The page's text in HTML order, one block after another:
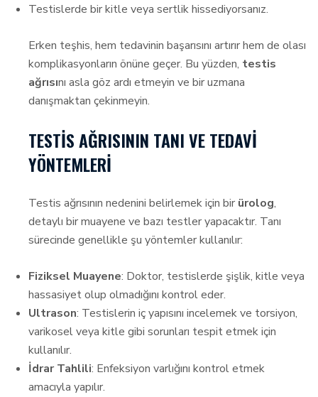
Testislerde bir kitle veya sertlik hissediyorsanız.
Erken teşhis, hem tedavinin başarısını artırır hem de olası
komplikasyonların önüne geçer. Bu yüzden, testis
ağrısını asla göz ardı etmeyin ve bir uzmana
danışmaktan çekinmeyin.
TESTIS AĞRISININ TANI VE TEDAVI
YÖNTEMLERI
Testis ağrısının nedenini belirlemek için bir ürolog,
detaylı bir muayene ve bazı testler yapacaktır. Tanı
sürecinde genellikle şu yöntemler kullanılır:
Fiziksel Muayene: Doktor, testislerde şişlik, kitle veya
hassasiyet olup olmadığını kontrol eder.
Ultrason: Testislerin iç yapısını incelemek ve torsiyon,
varikosel veya kitle gibi sorunları tespit etmek için
kullanılır.
İdrar Tahlili: Enfeksiyon varlığını kontrol etmek
amacıyla yapılır.